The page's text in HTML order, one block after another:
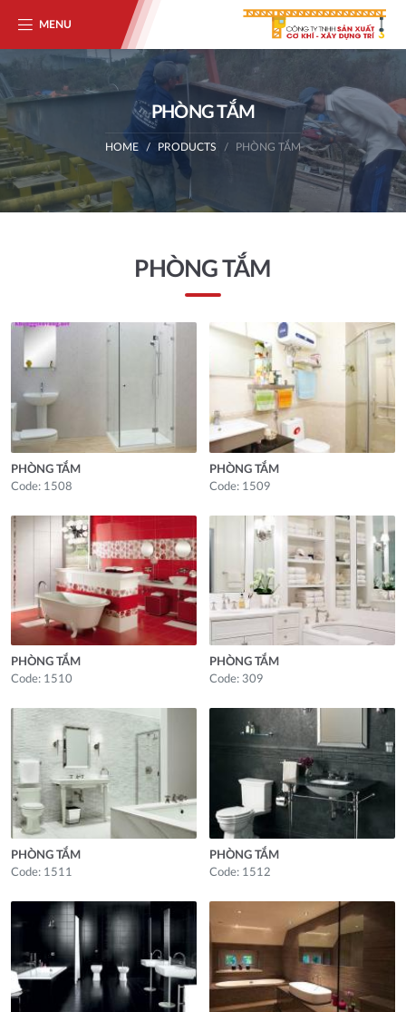
MENU
PHÒNG TẮM
HOME PRODUCTS PHÒNG TẮM
PHÒNG TẮM
PHÒNG TẮM
Code: 1508
PHÒNG TẮM
Code: 1509
PHÒNG TẮM
Code: 1510
PHÒNG TẮM
Code: 309
PHÒNG TẮM
Code: 1511
PHÒNG TẮM
Code: 1512